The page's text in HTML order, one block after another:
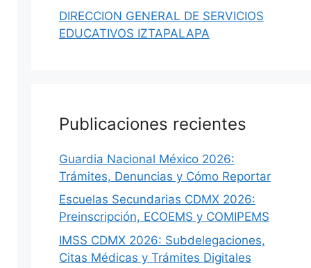
DIRECCION GENERAL DE SERVICIOS
EDUCATIVOS IZTAPALAPA
Publicaciones recientes
Guardia Nacional México 2026:
Trámites, Denuncias y Cómo Reportar
Escuelas Secundarias CDMX 2026:
Preinscripción, ECOEMS y COMIPEMS
IMSS CDMX 2026: Subdelegaciones,
Citas Médicas y Trámites Digitales